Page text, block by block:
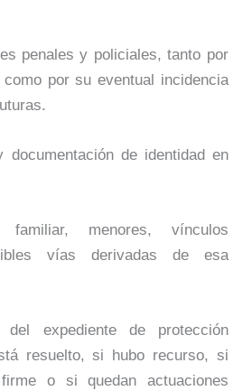
penales y policiales, tanto por
por su eventual incidencia
documentación de identidad en
familiar, menores, vínculos
vías derivadas de esa
del expediente de protección
resuelto, si hubo recurso, si
o si quedan actuaciones